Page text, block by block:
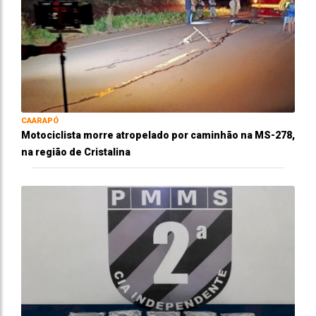
CAARAPÓ
Motociclista morre atropelado por caminhão na MS-278,
na região de Cristalina